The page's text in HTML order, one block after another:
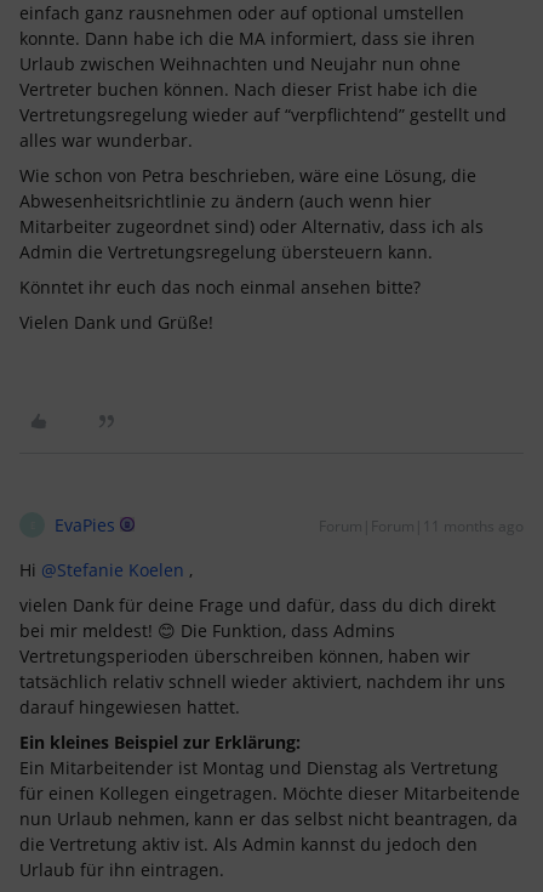
einfach ganz rausnehmen oder auf optional umstellen
konnte. Dann habe ich die MA informiert, dass sie ihren
Urlaub zwischen Weihnachten und Neujahr nun ohne
Vertreter buchen können. Nach dieser Frist habe ich die
Vertretungsregelung wieder auf “verpflichtend” gestellt und
alles war wunderbar. ​​​​​​​
Wie schon von Petra beschrieben, wäre eine Lösung, die
Abwesenheitsrichtlinie zu ändern (auch wenn hier
Mitarbeiter zugeordnet sind) oder Alternativ, dass ich als
Admin die Vertretungsregelung übersteuern kann.
Könntet ihr euch das noch einmal ansehen bitte?
Vielen Dank und Grüße!
EvaPies Forum|Forum|11 months ago
Hi ​ @Stefanie Koelen ,
vielen Dank für deine Frage und dafür, dass du dich direkt
bei mir meldest! 😊 Die Funktion, dass Admins
Vertretungsperioden überschreiben können, haben wir
tatsächlich relativ schnell wieder aktiviert, nachdem ihr uns
darauf hingewiesen hattet.
Ein kleines Beispiel zur Erklärung:
Ein Mitarbeitender ist Montag und Dienstag als Vertretung
für einen Kollegen eingetragen. Möchte dieser Mitarbeitende
nun Urlaub nehmen, kann er das selbst nicht beantragen, da
die Vertretung aktiv ist. Als Admin kannst du jedoch den
Urlaub für ihn eintragen.